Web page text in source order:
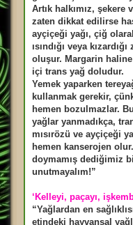
Artık halkımız,
zaten dikkat edilirse
ayçiçeği yağı, çiğ
ısındığı veya
oluşur. Margarin haline
içi trans yağ doludur.
Yemek yaparken
kullanmak gerekir,
hemen bozulmazlar.
yağlar yanmadıkça,
mısırözü ve ayçiçeği
hemen kanserojen
doymamış dediğimiz
unutmayalım!”
‘Kelleyi, paçayı,
“Yağlardan en
etindeki hayvansal